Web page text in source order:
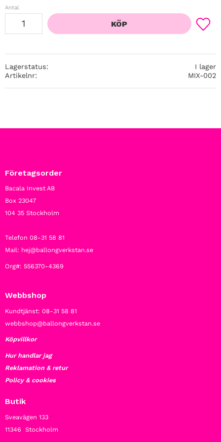
Antal
KÖP
Lägg
Lagerstatus
I lager
Artikelnr
MIX-002
Företagsorder
Bacala Invest AB
Box 23047
104 35 Stockholm
Telefon 08-31 58 81
Mail: hej@ballongverkstan.se
Org#: 556370-4369
Webbshop
Kundtjänst: 08-31 58 81
webbshop@ballongverkstan.se
Köpvillkor
Hur handlar jag
Reklamation & retur
Policy & cookies
Butik
Sveavägen 133
11346 Stockholm